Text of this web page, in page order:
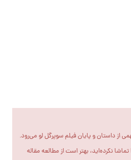
از داستان و پایان فیلم سوپرگل لو می‌رود.
نکرده‌اید، بهتر است از مطالعه مقاله